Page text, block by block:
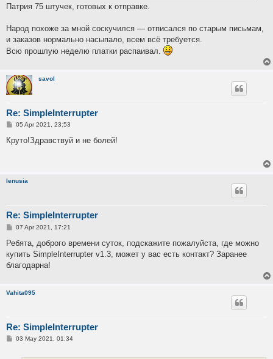
Патрия 75 штучек, готовых к отправке.
Народ похоже за мной соскучился — отписался по старым письмам,
и заказов нормально насыпало, всем всё требуется.
Всю прошлую неделю платки распаивал.
savol
Re: SimpleInterrupter
P
s
05 Apr 2021, 23:53
Круто!Здравствуй и не болей!
lenusia
Re: SimpleInterrupter
P
s
07 Apr 2021, 17:21
Ребята, доброго времени суток, подскажите пожалуйста, где можно
купить SimpleInterrupter v1.3, может у вас есть контакт? Заранее
благодарна!
Vahita095
Re: SimpleInterrupter
P03 May 2021, 01:34